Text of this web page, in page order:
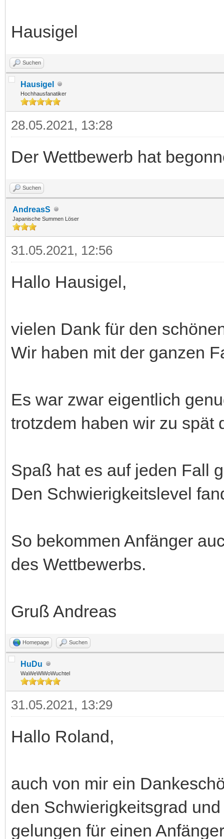
Hausigel
Suchen
Hausigel
Hochhausfanatiker
28.05.2021, 13:28
Der Wettbewerb hat
Suchen
AndreasS
Japanische Summen Löser
31.05.2021, 12:56
Hallo Hausigel,
vielen Dank für den
Wir haben mit der ganzen
Es war zwar eigentlich
trotzdem haben wir zu spät
Spaß hat es auf jeden Fall
Den Schwierigkeitslevel
So bekommen Anfänger
des Wettbewerbs.
Gruß Andreas
Homepage Suchen
HuDu
WaWeWiWoWuchtel
31.05.2021, 13:29
Hallo Roland,
auch von mir ein
den Schwierigkeitsgrad
gelungen für einen